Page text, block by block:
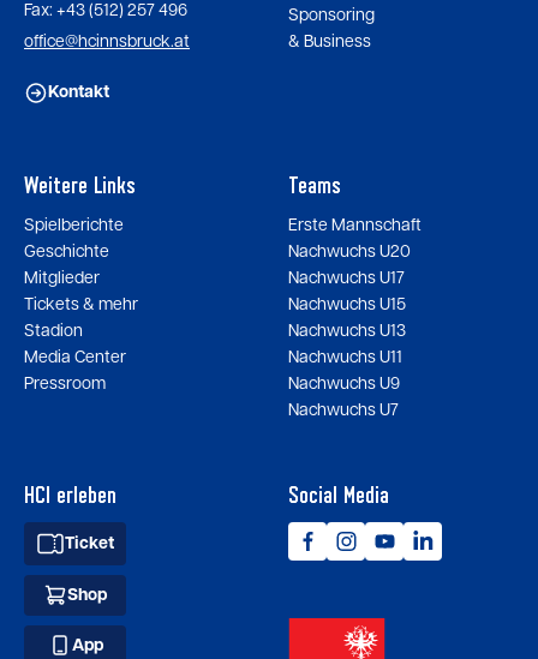
Fax: +43 (512) 257 496
office@hcinnsbruck.at
Kontakt
Sponsoring
& Business
Weitere Links
Spielberichte
Geschichte
Mitglieder
Tickets & mehr
Stadion
Media Center
Pressroom
Teams
Erste Mannschaft
Nachwuchs U20
Nachwuchs U17
Nachwuchs U15
Nachwuchs U13
Nachwuchs U11
Nachwuchs U9
Nachwuchs U7
HCI erleben
Ticket
Shop
App
Social Media